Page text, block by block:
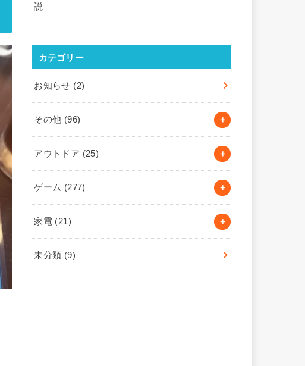
説
カテゴリー
お知らせ (2)
その他 (96)
アウトドア (25)
ゲーム (277)
家電 (21)
未分類 (9)